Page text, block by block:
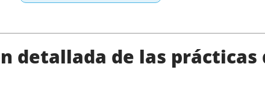
detallada de las prácticas